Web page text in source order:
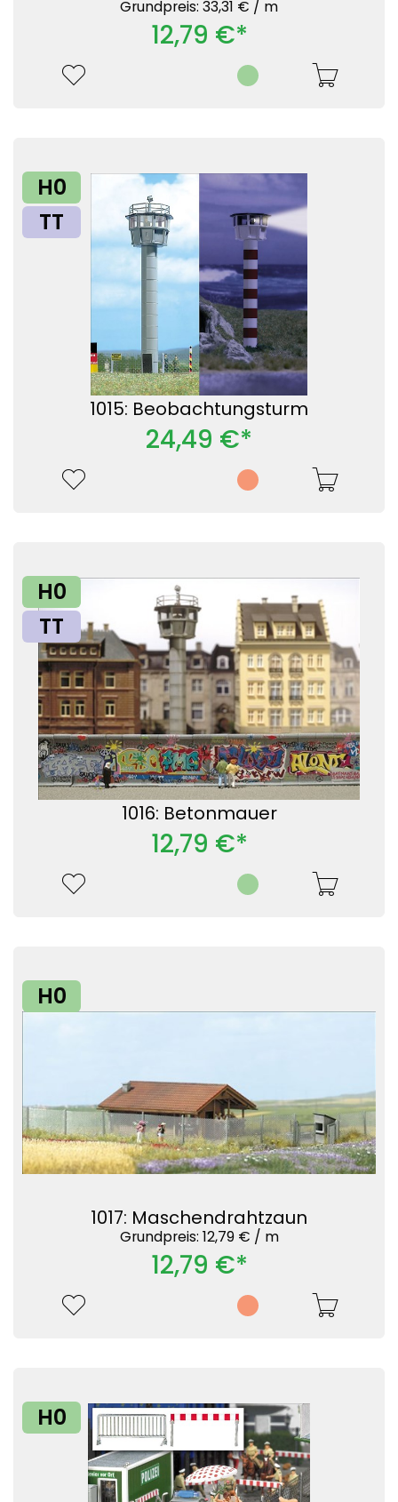
Grundpreis: 33,31 € / m
12,79 €*
H0
TT
1015: Beobachtungsturm
24,49 €*
H0
TT
1016: Betonmauer
12,79 €*
H0
1017: Maschendrahtzaun
Grundpreis: 12,79 € / m
12,79 €*
H0